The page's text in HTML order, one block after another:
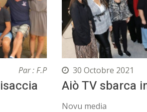
Par : F.P 30 Octobre 2021
Aiò TV sbarca
Novu media